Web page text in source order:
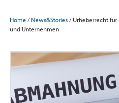
Home /News&Stories/ Urheberrecht für
und Unternehmen